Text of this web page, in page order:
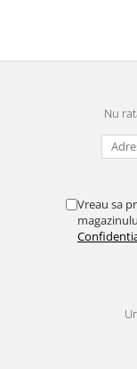
Nu
Vreau sa